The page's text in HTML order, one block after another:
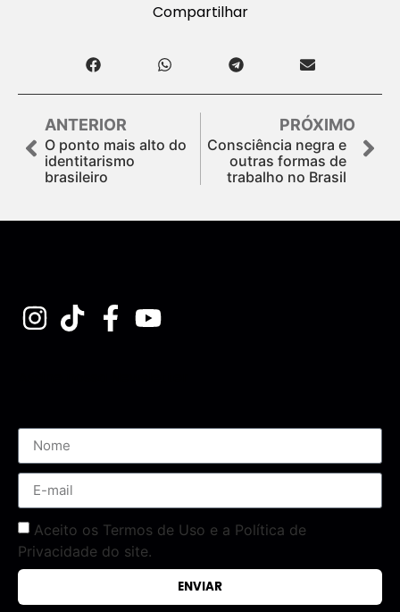
Compartilhar
ANTERIOR
O ponto mais alto do
identitarismo
brasileiro
PRÓXIMO
Consciência negra e
outras formas de
trabalho no Brasil
Aceito os Termos de Uso e a Política de
Privacidade do site.
ENVIAR